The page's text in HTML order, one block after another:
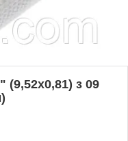
(9,52х0,81) з 09